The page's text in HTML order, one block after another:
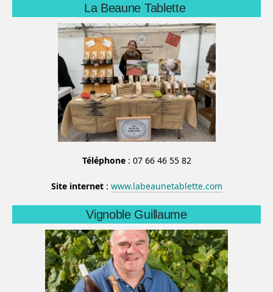
La Beaune Tablette
Téléphone: 07 66 46 55 82
Site internet: www.labeaunetablette.com
Vignoble Guillaume